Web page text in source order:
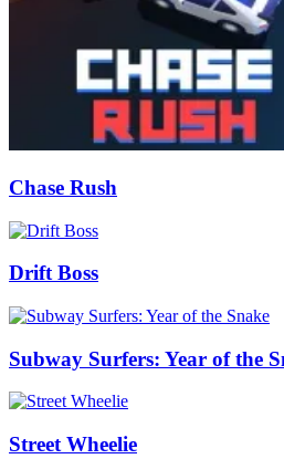
Chase Rush
Drift Boss
Subway Surfers: Year of the
Street Wheelie